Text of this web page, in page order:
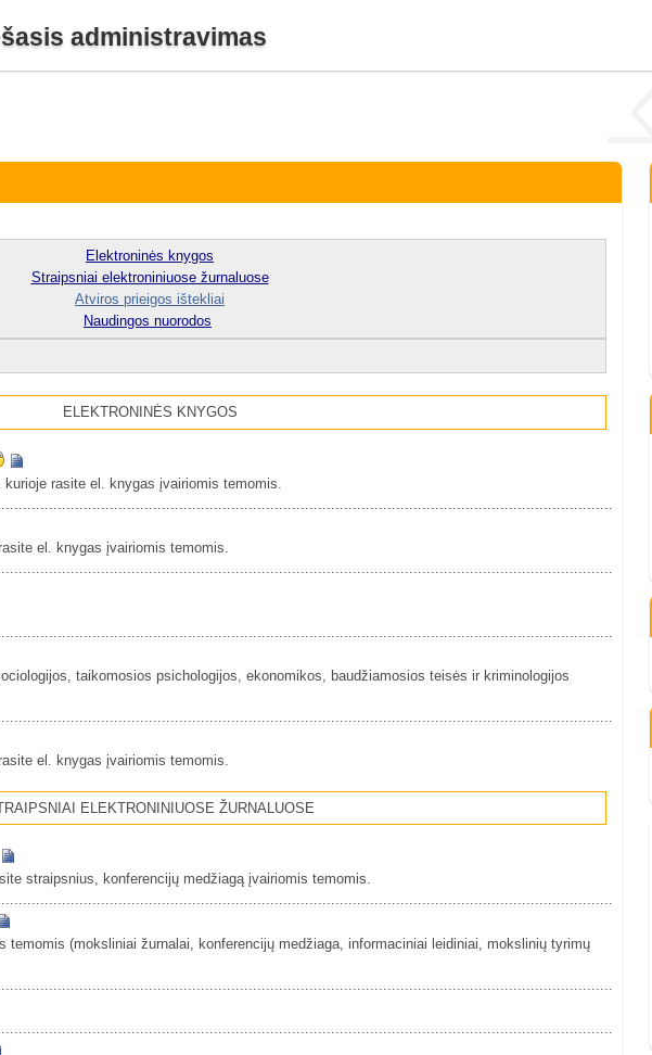
administravimas
Elektroninės knygos
Straipsniai elektroniniuose žurnaluose
Atviros prieigos ištekliai
Naudingos nuorodos
ELEKTRONINĖS KNYGOS
rasite el. knygas įvairiomis temomis.
el. knygas įvairiomis temomis.
taikomosios psichologijos, ekonomikos, baudžiamosios teisės ir kriminologijos
el. knygas įvairiomis temomis.
ELEKTRONINIUOSE ŽURNALUOSE
straipsnius, konferencijų medžiagą įvairiomis temomis.
temomis (moksliniai žurnalai, konferencijų medžiaga, informaciniai leidiniai, mokslinių tyrimų